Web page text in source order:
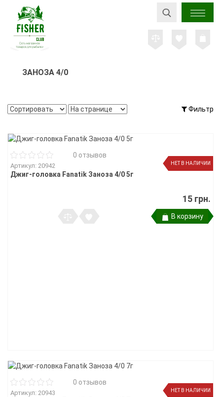
ЗАНОЗА 4/0
Фильтр
НЕТ В НАЛИЧИИ
0 отзывов
Артикул: 20942
Джиг-головка Fanatik Заноза 4/0 5г
15 грн.
В корзину
НЕТ В НАЛИЧИИ
0 отзывов
Артикул: 20943